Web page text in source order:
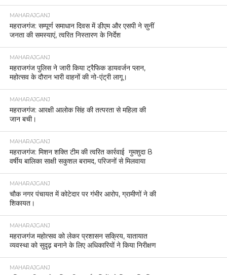
MAHARAJGANJ
महराजगंज: सम्पूर्ण समाधान दिवस में डीएम और एसपी ने सुनीं
जनता की समस्याएं, त्वरित निस्तारण के निर्देश
MAHARAJGANJ
महराजगंज पुलिस ने जारी किया ट्रैफिक डायवर्जन प्लान,
महोत्सव के दौरान भारी वाहनों की नो-एंट्री लागू।
MAHARAJGANJ
महराजगंज: आरक्षी आलोक सिंह की तत्परता से महिला की
जान बची।
MAHARAJGANJ
महराजगंज: मिशन शक्ति टीम की त्वरित कार्रवाई गुमशुदा 8
वर्षीय बालिका साक्षी सकुशल बरामद, परिजनों से मिलवाया
MAHARAJGANJ
चौक नगर पंचायत में कोटेदार पर गंभीर आरोप, ग्रामीणों ने की
शिकायत।
MAHARAJGANJ
महराजगंज महोत्सव को लेकर प्रशासन सक्रिय, यातायात
व्यवस्था को सुदृढ़ बनाने के लिए अधिकारियों ने किया निरीक्षण
MAHARAJGANJ